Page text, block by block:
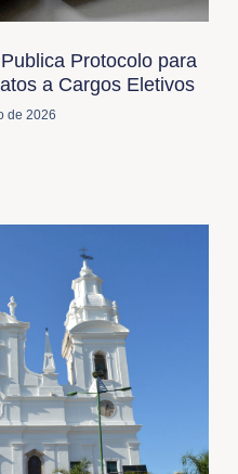
Protocolo para
a Cargos Eletivos
de 2026